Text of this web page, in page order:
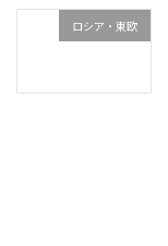
ロシア・東欧